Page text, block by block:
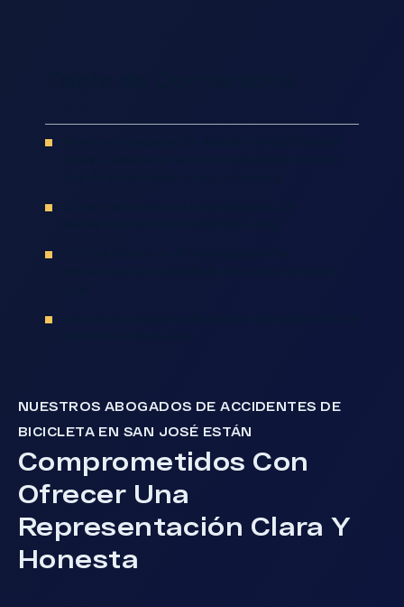
NUESTROS ABOGADOS DE ACCIDENTES DE
BICICLETA EN SAN JOSÉ ESTÁN
Comprometidos Con
Ofrecer Una
Representación Clara Y
Honesta